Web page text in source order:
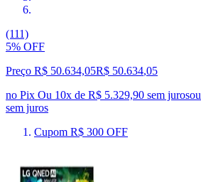
(111)
5% OFF
Preço R$ 50.634,05R$ 50.634,05
no Pix Ou 10x de R$ 5.329,90 sem jurosou
sem juros
Cupom R$ 300 OFF